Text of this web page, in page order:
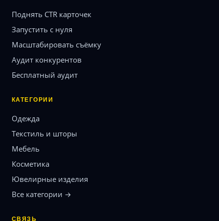
Поднять CTR карточек
Запустить с нуля
Масштабировать съёмку
Аудит конкурентов
Бесплатный аудит
КАТЕГОРИИ
Одежда
Текстиль и шторы
Мебель
Косметика
Ювелирные изделия
Все категории →
СВЯЗЬ